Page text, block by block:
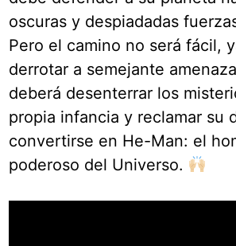
oscuras y despiadadas
Pero el camino no será fácil,
derrotar a semejante
deberá desenterrar los
propia infancia y reclamar su
convertirse en He-Man: el
poderoso del Universo.